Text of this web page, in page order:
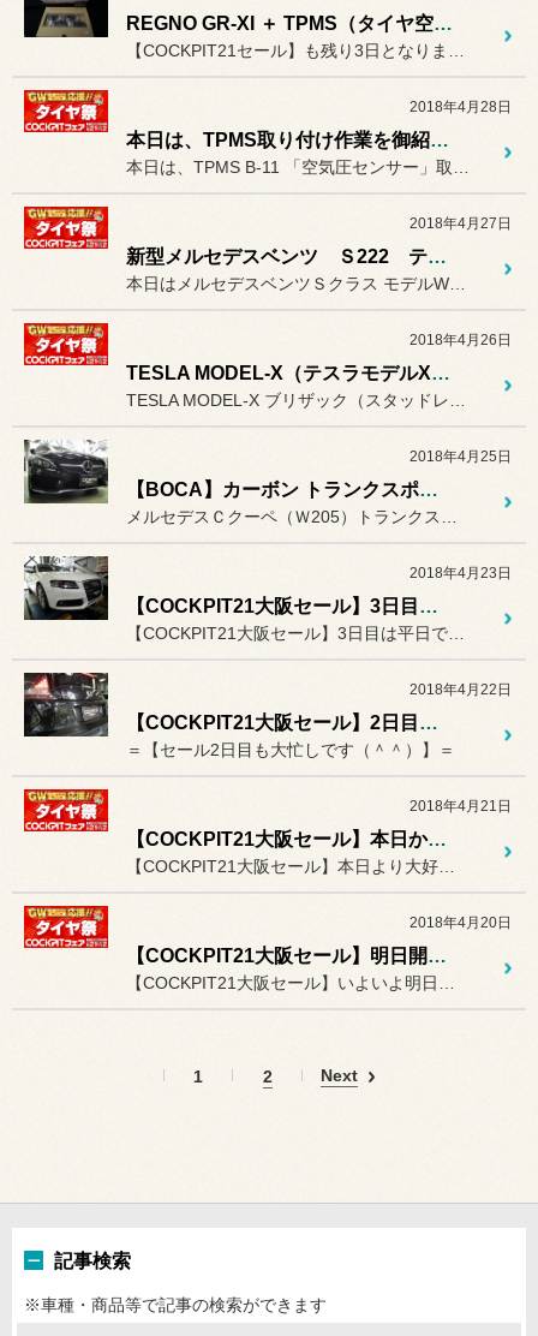
REGNO GR-XI ＋ TPMS（タイヤ空気モニタリングシステム）
2018年4月28日
本日は、TPMS取り付け作業を御紹介。
2018年4月27日
新型メルセデスベンツ Ｓ222 テレビキャンセラー取り付け作業で御来店。
2018年4月26日
TESLA MODEL-X（テスラモデルX）入庫頂きました♪
2018年4月25日
【BOCA】カーボン トランクスポイラー
2018年4月23日
【COCKPIT21大阪セール】3日目です。
2018年4月22日
【COCKPIT21大阪セール】2日目も大盛況!!(^^)
＝【セール2日目も大忙しです（＾＾）】＝
2018年4月21日
【COCKPIT21大阪セール】本日から大好評開催中!!(^^)
2018年4月20日
【COCKPIT21大阪セール】明日開催!!(^^)
1 2 Next
記事検索
※車種・商品等で記事の検索ができます